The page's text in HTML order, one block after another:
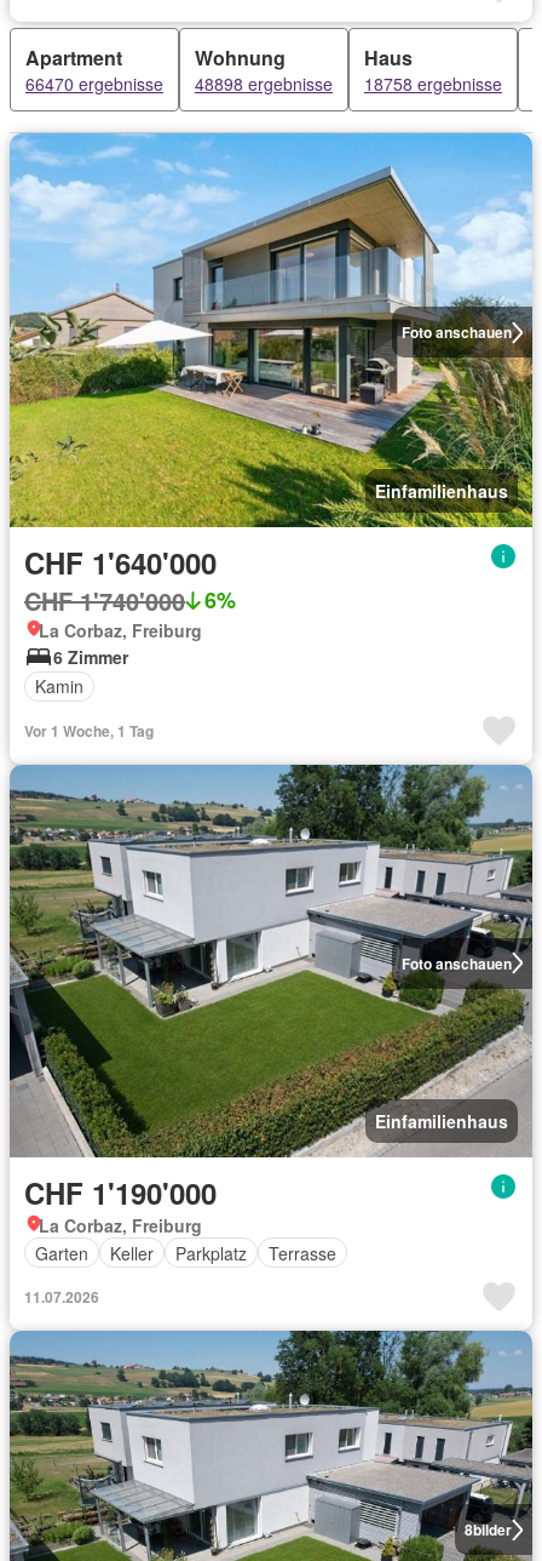
Apartment
66470 ergebnisse
Wohnung
48898 ergebnisse
Haus
18758 ergebnisse
Foto anschauen
Einfamilienhaus
CHF 1'640'000
CHF 1'740'000 6%
La Corbaz, Freiburg
6 Zimmer
Kamin
Vor 1 Woche, 1 Tag
Foto anschauen
Einfamilienhaus
CHF 1'190'000
La Corbaz, Freiburg
Garten
Keller Parkplatz Terrasse
11.07.2026
8bilder